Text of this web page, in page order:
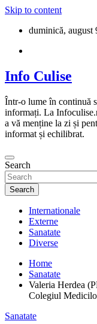
Skip to content
duminică, august
Info Culise
Într-o lume în continuă
informați. La
a vă menține la zi și
informat și echilibrat.
Search
Search
Internationale
Externe
Sanatate
Diverse
Home
Sanatate
Valeria Herdea
Colegiul
Sanatate